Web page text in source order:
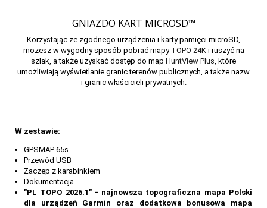
GNIAZDO KART MICROSD™
Korzystając ze zgodnego urządzenia i karty pamięci microSD,
możesz w wygodny sposób pobrać mapy TOPO 24Ki ruszyć na
szlak, a także uzyskać dostęp do map HuntView Plus , które
umożliwiają wyświetlanie granic terenów publicznych, a także nazw
i granic właścicieli prywatnych.
W zestawie:
GPSMAP 65s
Przewód USB
Zaczep z karabinkiem
Dokumentacja
"PL TOPO 2026.1" - najnowsza topograficzna mapa Polski
dla urządzeń Garmin oraz dodatkowa bonusowa mapa